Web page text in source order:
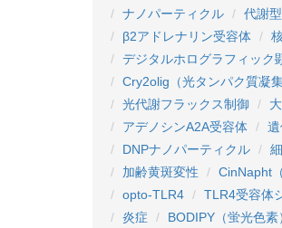
ナノパーティクル
代謝
β2アドレナリン受容体
デジタルホログラフィック
Cry2olig（光タンパク質凝集
光代謝フラックス制御
アデノシンA2A受容体
DNPナノパーティクル
加齢黄斑変性
CinNapht
opto-TLR4
TLR4受容体
炎症
BODIPY（蛍光色素